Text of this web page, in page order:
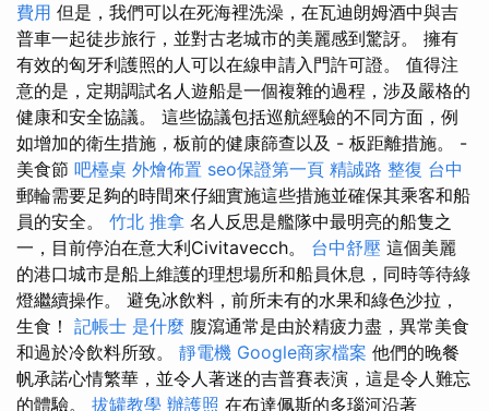
費用 但是，我們可以在死海裡洗澡，在瓦迪朗姆酒中與吉
普車一起徒步旅行，並對古老城市的美麗感到驚訝。 擁有
有效的匈牙利護照的人可以在線申請入門許可證。 值得注
意的是，定期調試名人遊船是一個複雜的過程，涉及嚴格的
健康和安全協議。 這些協議包括巡航經驗的不同方面，例
如增加的衛生措施，板前的健康篩查以及 - 板距離措施。 -
美食節 吧檯桌 外燴佈置 seo保證第一頁 精誠路 整復 台中
郵輪需要足夠的時間來仔細實施這些措施並確保其乘客和船
員的安全。 竹北 推拿 名人反思是艦隊中最明亮的船隻之
一，目前停泊在意大利Civitavecch。 台中舒壓 這個美麗
的港口城市是船上維護的理想場所和船員休息，同時等待綠
燈繼續操作。 避免冰飲料，前所未有的水果和綠色沙拉，
生食！ 記帳士 是什麼 腹瀉通常是由於精疲力盡，異常美食
和過於冷飲料所致。 靜電機 Google商家檔案 他們的晚餐
帆承諾心情繁華，並令人著迷的吉普賽表演，這是令人難忘
的體驗。 拔罐教學 辦護照 在布達佩斯的多瑙河沿著